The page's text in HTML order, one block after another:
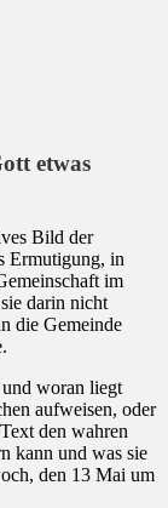
etwas
Bild der
Ermutigung, in
im
darin nicht
die Gemeinde
woran liegt
aufweisen, oder
den wahren
kann und was sie
den 13 Mai um